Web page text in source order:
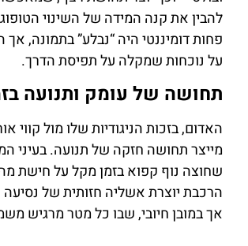
להבין את קנה המידה של השינוי
פחות דומיננטי היה “נבלע” בתמונה,
על נוכחות שמקלה על תפיסת הדרך.
תחושה של עומק ותנועה
האדום, בזכות הניגודיות שלו מול קווי
מייצר תחושה חזקה של תנועה. בעיני
שחוצה נוף קפוא בזמן מקל על חישת
הרכבת יוצרת אשליה חזותית של נסיעה
אך במובן חיובי, שבו כל מטר מרגיש